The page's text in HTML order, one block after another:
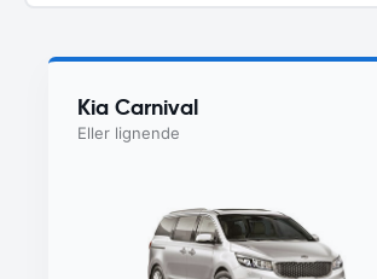
Kia Carnival
Eller lignende